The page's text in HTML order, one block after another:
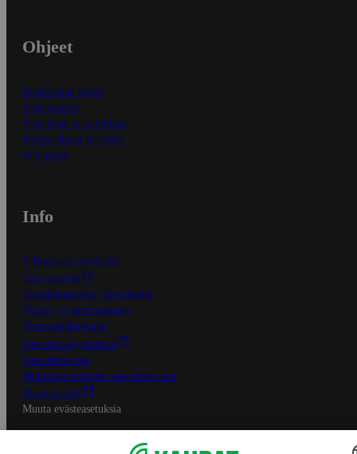
Ohjeet
Ensitilaajan ohjeet
Näin maksat
Näin tilaat ja muokkaat
Kaikki ohjeet ja vinkit
In English
Info
S-Business yrityksille
Oiva-raportit
Osuuskauppojen yhteystiedot
Tilaus- ja toimitusehdot
Tietosuojakäytäntö
Palvelun käyttöehdot
Saavutettavuus
Mobiilisovelluksen saavutettavuus
Mainostajalle
Muuta evästeasetuksia